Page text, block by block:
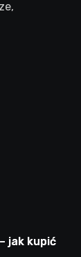
jak kupić